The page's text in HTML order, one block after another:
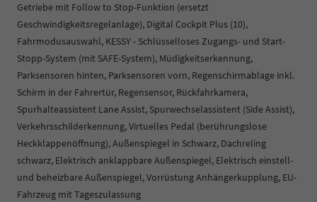
Getriebe mit Follow to Stop-Funktion (ersetzt
Geschwindigkeitsregelanlage), Digital Cockpit Plus (10),
Fahrmodusauswahl, KESSY - Schlüsselloses Zugangs- und Start-
Stopp-System (mit SAFE-System), Müdigkeitserkennung,
Parksensoren hinten, Parksensoren vorn, Regenschirmablage inkl.
Schirm in der Fahrertür, Regensensor, Rückfahrkamera,
Spurhalteassistent Lane Assist, Spurwechselassistent (Side Assist),
Verkehrsschilderkennung, Virtuelles Pedal (berührungslose
Heckklappenöffnung), Außenspiegel in Schwarz, Dachreling
schwarz, Elektrisch anklappbare Außenspiegel, Elektrisch einstell-
und beheizbare Außenspiegel, Vorrüstung Anhängerkupplung, EU-
Fahrzeug mit Tageszulassung